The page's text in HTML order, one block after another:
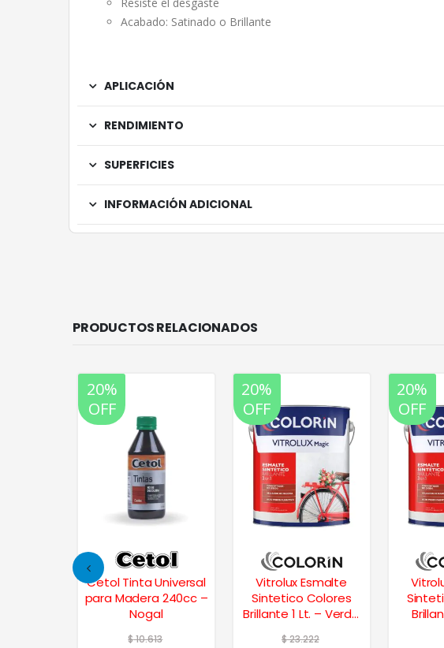
Acabado: Satinado o Brillante
APLICACIÓN
RENDIMIENTO
SUPERFICIES
INFORMACIÓN ADICIONAL
PRODUCTOS RELACIONADOS
20%
OFF
Cetol Tinta Universal
para Madera 240cc –
Nogal
$10.613
20%
OFF
Vitrolux Esmalte
Sintetico Colores
Brillante 1 Lt. – Verde
$23.222
20%
OFF